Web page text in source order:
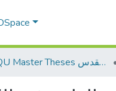
AQU Master Theses الرسائل الجامعية الخاصة بجامعة القدس